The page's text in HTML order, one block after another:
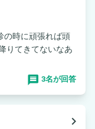
の時に頑張れば頭
りてきてないなあ
3名が回答
navigate_next